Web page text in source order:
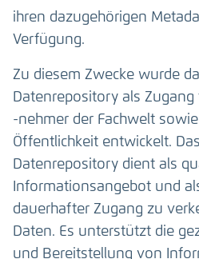
ihren dazugehörigen
Verfügung.
Zu diesem Zwecke wurde
Datenrepository als
-nehmer der Fachwelt
Öffentlichkeit entwickelt.
Datenrepository dient als
Informationsangebot und
dauerhafter Zugang zu
Daten. Es unterstützt die
und Bereitstellung von